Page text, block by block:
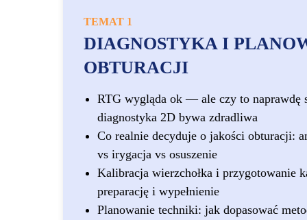
TEMAT 1
DIAGNOSTYKA I
OBTURACJI
RTG wygląda ok — ale czy to naprawdę
diagnostyka 2D bywa zdradliwa
Co realnie decyduje o jakości obturacji:
vs irygacja vs osuszenie
Kalibracja wierzchołka i przygotowanie
preparację i wypełnienie
Planowanie techniki: jak dopasować